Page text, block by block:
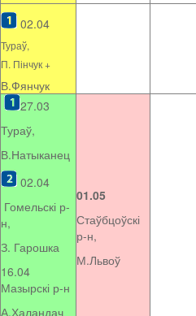
02.04
Тураў,
П. Пінчук +
В.Фянчук
27.03
Тураў,
В.Натыканец
02.04
Гомельскі р-
н,
З. Гарошка
16.04
Мазырскі р-н
А.Халандач
01.05
Стаўбцоўскі
р-н,
М.Львоў